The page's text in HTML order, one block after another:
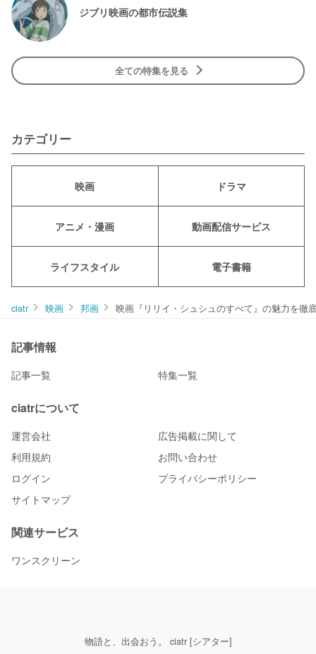
ジブリ映画の都市伝説集
全ての特集を見る
カテゴリー
映画 ドラマ
アニメ・漫画 動画配信サービス
ライフスタイル 電子書籍
ciatr 映画 邦画 映画『リリイ・シュシュのすべて』の魅力を徹
記事情報
記事一覧 特集一覧
ciatrについて
運営会社
広告掲載に関して
利用規約
お問い合わせ
ログイン
プライバシーポリシー
サイトマップ
関連サービス
ワンスクリーン
物語と、出会おう。 ciatr [シアター]